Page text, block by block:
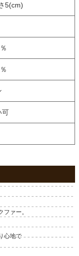
5(cm)
可
ァー。
心地で